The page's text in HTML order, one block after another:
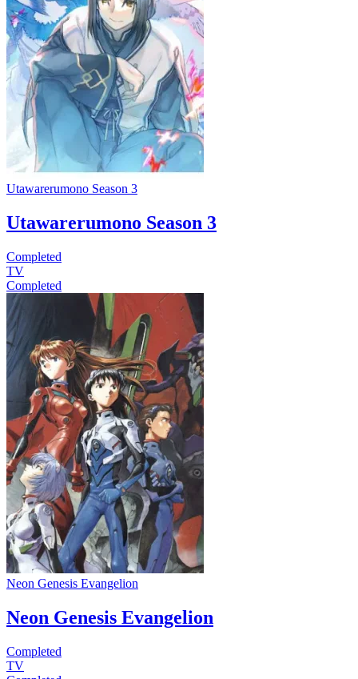
Utawarerumono Season 3
Utawarerumono Season 3
Completed
TV
Completed
Neon Genesis Evangelion
Neon Genesis Evangelion
Completed
TV